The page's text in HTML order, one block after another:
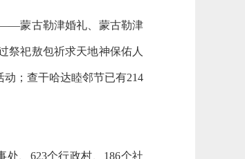
蒙古勒津婚礼、蒙古勒津
祭祀敖包祈求天地神保佑人
；查干哈达睦邻节已有214
、623个行政村、186个社